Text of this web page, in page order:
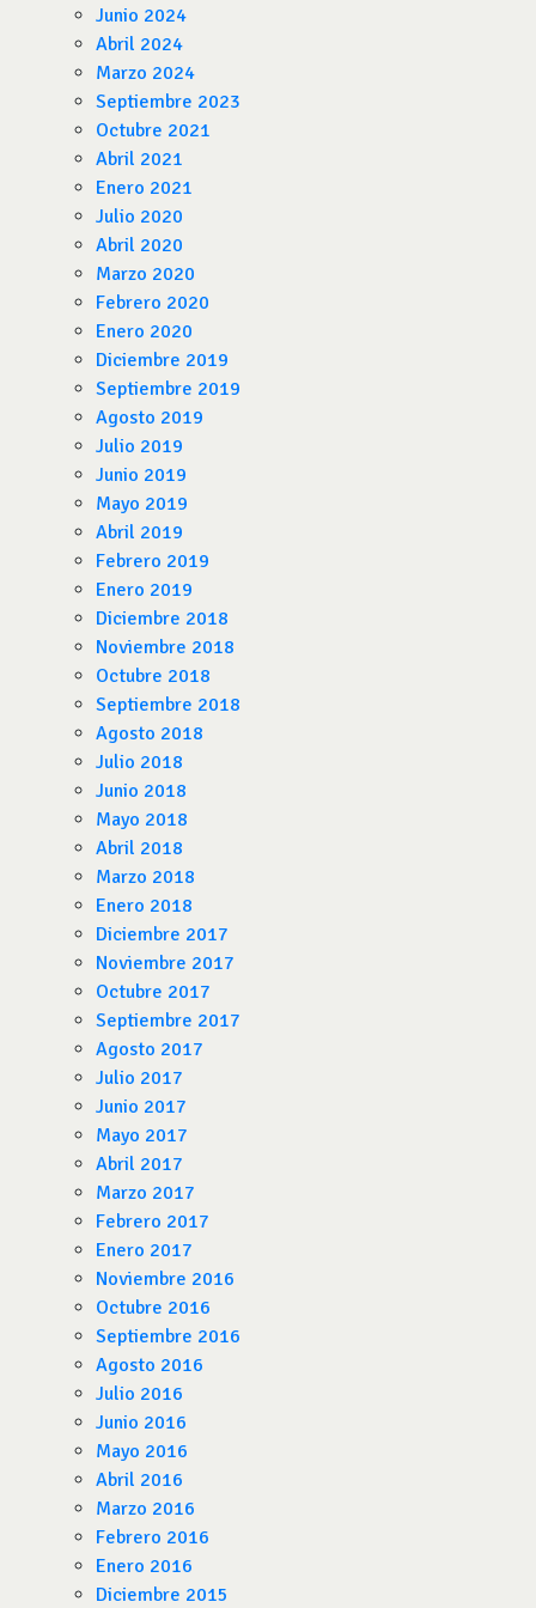
Junio 2024
Abril 2024
Marzo 2024
Septiembre 2023
Octubre 2021
Abril 2021
Enero 2021
Julio 2020
Abril 2020
Marzo 2020
Febrero 2020
Enero 2020
Diciembre 2019
Septiembre 2019
Agosto 2019
Julio 2019
Junio 2019
Mayo 2019
Abril 2019
Febrero 2019
Enero 2019
Diciembre 2018
Noviembre 2018
Octubre 2018
Septiembre 2018
Agosto 2018
Julio 2018
Junio 2018
Mayo 2018
Abril 2018
Marzo 2018
Enero 2018
Diciembre 2017
Noviembre 2017
Octubre 2017
Septiembre 2017
Agosto 2017
Julio 2017
Junio 2017
Mayo 2017
Abril 2017
Marzo 2017
Febrero 2017
Enero 2017
Noviembre 2016
Octubre 2016
Septiembre 2016
Agosto 2016
Julio 2016
Junio 2016
Mayo 2016
Abril 2016
Marzo 2016
Febrero 2016
Enero 2016
Diciembre 2015